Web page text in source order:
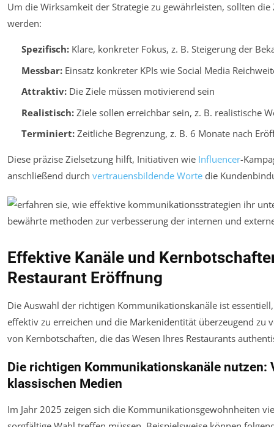
Um die Wirksamkeit der Strategie zu gewährleisten, sollten
werden:
Spezifisch:Klare, konkreter Fokus, z. B. Steigerung der
Messbar:Einsatz konkreter KPIs wie Social Media
Attraktiv:Die Ziele müssen motivierend sein
Realistisch:Ziele sollen erreichbar sein, z. B. realistische
Terminiert:Zeitliche Begrenzung, z. B. 6 Monate nach
Diese präzise Zielsetzung hilft, Initiativen wie Influencer-
anschließend durch vertrauensbildende Worte die
Effektive Kanäle und
Restaurant Eröffnung
Die Auswahl der richtigen Kommunikationskanäle ist
effektiv zu erreichen und die Markenidentität überzeugend zu
von Kernbotschaften, die das Wesen Ihres Restaurants
Die richtigen Kommunikationskanäle nutzen:
klassischen Medien
Im Jahr 2025 zeigen sich die Kommunikationsgewohnheiten